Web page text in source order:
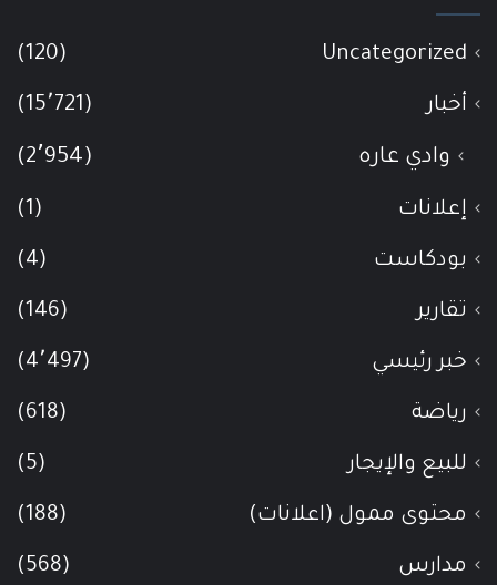
Uncategorized
(120)
أخبار (15٬721)
وادي عاره (2٬954)
إعلانات (1)
بودكاست (4)
تقارير (146)
خبر رئيسي (4٬497)
رياضة (618)
للبيع والإيجار (5)
محتوى ممول (اعلانات) (188)
مدارس (568)